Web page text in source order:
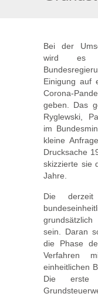
Bei der
wird es
Einigung auf
Corona-
geben. Das
Ryglewski,
im
kleine
Drucksache
skizzierte sie
Jahre.
Die
sein. Daran
die Phase
Verfahren
einheitlichen
Die erste